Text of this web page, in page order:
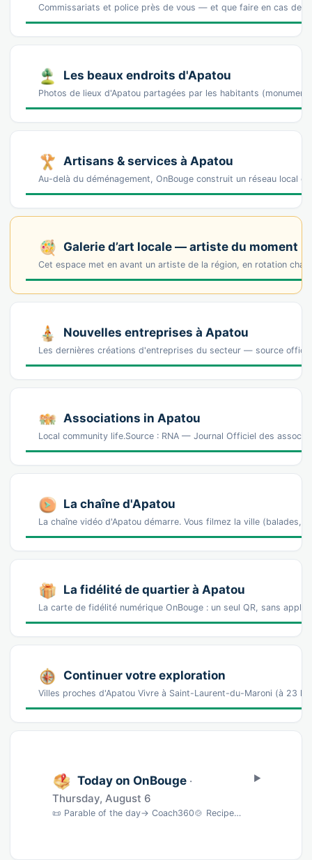
Commissariats et police près de vous — et que faire en cas de
Les beaux endroits d'Apatou
Photos de lieux d'Apatou partagées par les habitants
Artisans & services à Apatou
Au-delà du déménagement, OnBouge construit un réseau local
Galerie d’art locale — artiste du moment
Cet espace met en avant un artiste de la région, en rotation
Nouvelles entreprises à Apatou
Les dernières créations d'entreprises du secteur — source
Associations in Apatou
Local community life.Source : RNA — Journal Officiel des
La chaîne d'Apatou
La chaîne vidéo d'Apatou démarre. Vous filmez la ville (balades,
La fidélité de quartier à Apatou
La carte de fidélité numérique OnBouge : un seul QR, sans appli
Continuer votre exploration
Villes proches d'Apatou Vivre à Saint-Laurent-du-Maroni (à 23
Today on OnBouge ·
Thursday, August 6
📜 Parable of the day→ Coach360🍲 Recipe of the day→ BNC🎵 Song of the day→ musique🎨 Wate…